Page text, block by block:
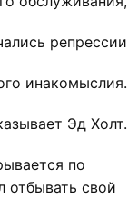
репрессии
инакомыслия.
Эд Холт.
по
отбывать свой